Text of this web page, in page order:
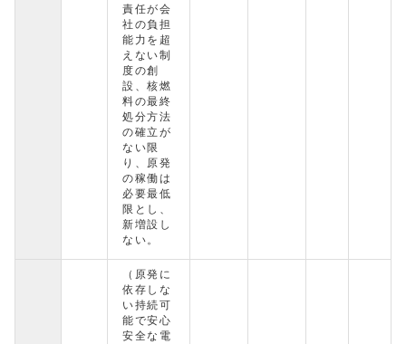
責任が会
社の負担
能力を超
えない制
度の創
設、核燃
料の最終
処分方法
の確立が
ない限
り、原発
の稼働は
必要最低
限とし、
新増設し
ない。
（原発に
依存しな
い持続可
能で安心
安全な電